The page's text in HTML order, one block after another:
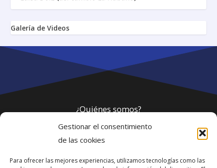
Gestionar el consentimiento
de las cookies
Para ofrecer las mejores experiencias, utilizamos tecnologías como las
Galería de Videos
¿Quiénes somos?
Política de privacidad
Webmaster